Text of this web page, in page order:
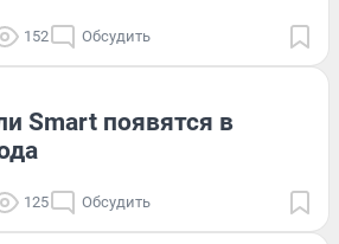
152 Обсудить
Smart появятся в
125 Обсудить